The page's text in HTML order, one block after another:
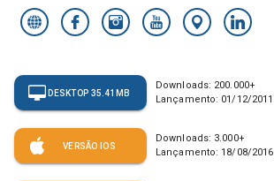
DESKTOP 35.41MB
Downloads: 200.000+
Lançamento: 01/12/2011
VERSÃO IOS
Downloads: 3.000+
Lançamento: 18/08/2016